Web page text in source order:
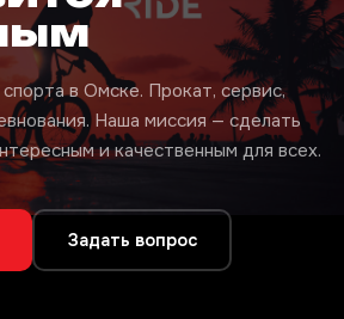
в Омске. Прокат, сервис,
Наша миссия — сделать
и качественным для всех.
Задать вопрос